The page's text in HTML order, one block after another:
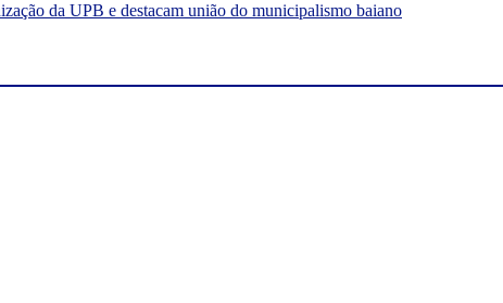
da UPB e destacam união do municipalismo baiano